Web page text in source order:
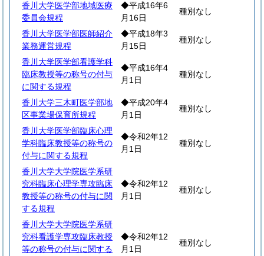
香川大学医学部地域医療
委員会規程
◆平成16年6
月16日
種別なし
香川大学医学部医師紹介
業務運営規程
◆平成18年3
月15日
種別なし
香川大学医学部看護学科
臨床教授等の称号の付与
に関する規程
◆平成16年4
月1日
種別なし
香川大学三木町医学部地
区事業場保育所規程
◆平成20年4
月1日
種別なし
香川大学医学部臨床心理
学科臨床教授等の称号の
付与に関する規程
◆令和2年12
月1日
種別なし
香川大学大学院医学系研
究科臨床心理学専攻臨床
教授等の称号の付与に関
する規程
◆令和2年12
月1日
種別なし
香川大学大学院医学系研
究科看護学専攻臨床教授
等の称号の付与に関する
◆令和2年12
月1日
種別なし